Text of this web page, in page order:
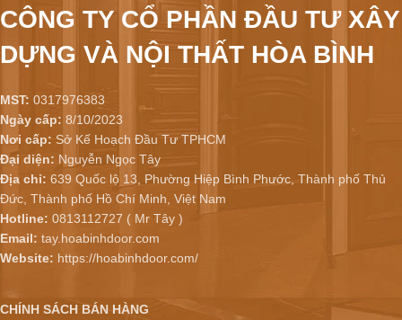
CÔNG TY CỔ PHẦN ĐẦU TƯ XÂY
DỰNG VÀ NỘI THẤT HÒA BÌNH
MST: 0317976383
Ngày cấp: 8/10/2023
Nơi cấp: Sở Kế Hoạch Đầu Tư TPHCM
Đại diện: Nguyễn Ngọc Tây
Địa chỉ: 639 Quốc lộ 13, Phường Hiệp Bình Phước, Thành phố Thủ
Đức, Thành phố Hồ Chí Minh, Việt Nam
Hotline: 0813112727 ( Mr Tây )
Email: tay.hoabinhdoor.com
Website: https://hoabinhdoor.com/
CHÍNH SÁCH BÁN HÀNG